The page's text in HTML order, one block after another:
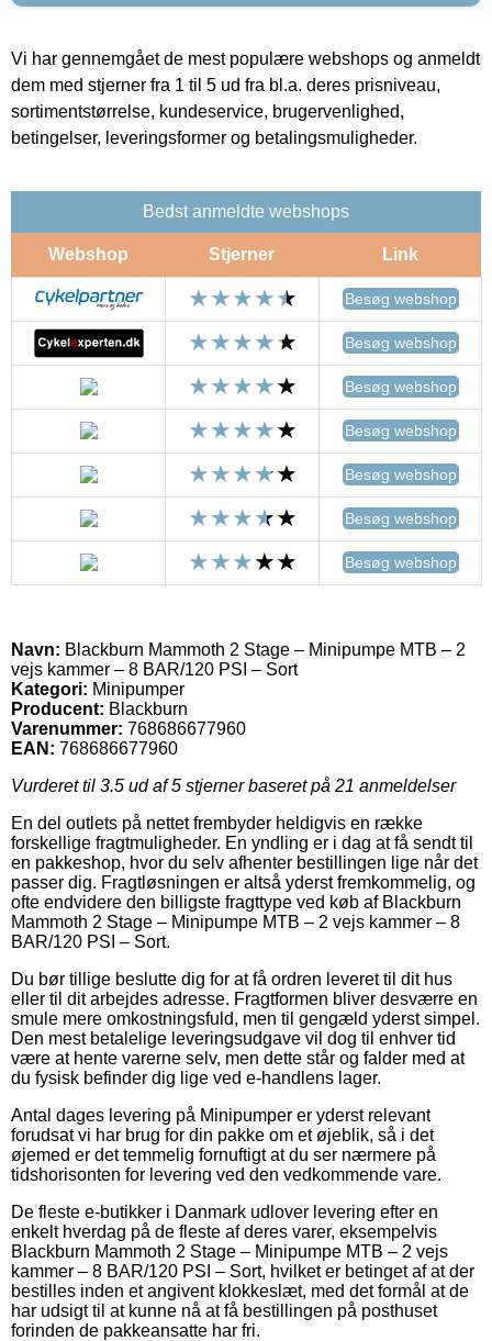
Vi har gennemgået de mest populære webshops og anmeldt
dem med stjerner fra 1 til 5 ud fra bl.a. deres prisniveau,
sortimentstørrelse, kundeservice, brugervenlighed,
betingelser, leveringsformer og betalingsmuligheder.
Bedst anmeldte webshops
Webshop Stjerner Link
Besøg webshop
Besøg webshop
Besøg webshop
Besøg webshop
Besøg webshop
Besøg webshop
Besøg webshop
Navn: Blackburn Mammoth 2 Stage – Minipumpe MTB – 2
vejs kammer – 8 BAR/120 PSI – Sort
Kategori: Minipumper
Producent: Blackburn
Varenummer: 768686677960
EAN: 768686677960
Vurderet til 3.5 ud af 5 stjerner baseret på 21 anmeldelser
En del outlets på nettet frembyder heldigvis en række
forskellige fragtmuligheder. En yndling er i dag at få sendt til
en pakkeshop, hvor du selv afhenter bestillingen lige når det
passer dig. Fragtløsningen er altså yderst fremkommelig, og
ofte endvidere den billigste fragttype ved køb af Blackburn
Mammoth 2 Stage – Minipumpe MTB – 2 vejs kammer – 8
BAR/120 PSI – Sort.
Du bør tillige beslutte dig for at få ordren leveret til dit hus
eller til dit arbejdes adresse. Fragtformen bliver desværre en
smule mere omkostningsfuld, men til gengæld yderst simpel.
Den mest betalelige leveringsudgave vil dog til enhver tid
være at hente varerne selv, men dette står og falder med at
du fysisk befinder dig lige ved e-handlens lager.
Antal dages levering på Minipumper er yderst relevant
forudsat vi har brug for din pakke om et øjeblik, så i det
øjemed er det temmelig fornuftigt at du ser nærmere på
tidshorisonten for levering ved den vedkommende vare.
De fleste e-butikker i Danmark udlover levering efter en
enkelt hverdag på de fleste af deres varer, eksempelvis
Blackburn Mammoth 2 Stage – Minipumpe MTB – 2 vejs
kammer – 8 BAR/120 PSI – Sort, hvilket er betinget af at der
bestilles inden et angivent klokkeslæt, med det formål at de
har udsigt til at kunne nå at få bestillingen på posthuset
forinden de pakkeansatte har fri.